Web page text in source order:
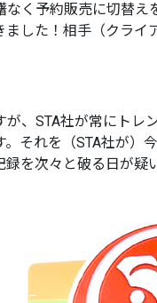
く予約販売に切替
した！相手（クラ
、STA社が常にト
それを（STA社が）
を次々と破る日が疑